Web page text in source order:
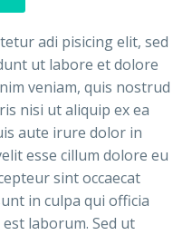
adi pisicing elit, sed
ut labore et dolore
veniam, quis nostrud
nisi ut aliquip ex ea
aute irure dolor in
esse cillum dolore eu
sint occaecat
in culpa qui officia
laborum. Sed ut